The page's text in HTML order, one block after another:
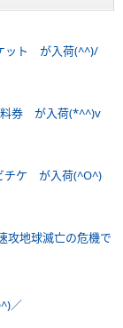
ット が入荷(^^)/
料券 が入荷(*^^)v
チケ が入荷(^O^)
攻地球滅亡の危機で
／